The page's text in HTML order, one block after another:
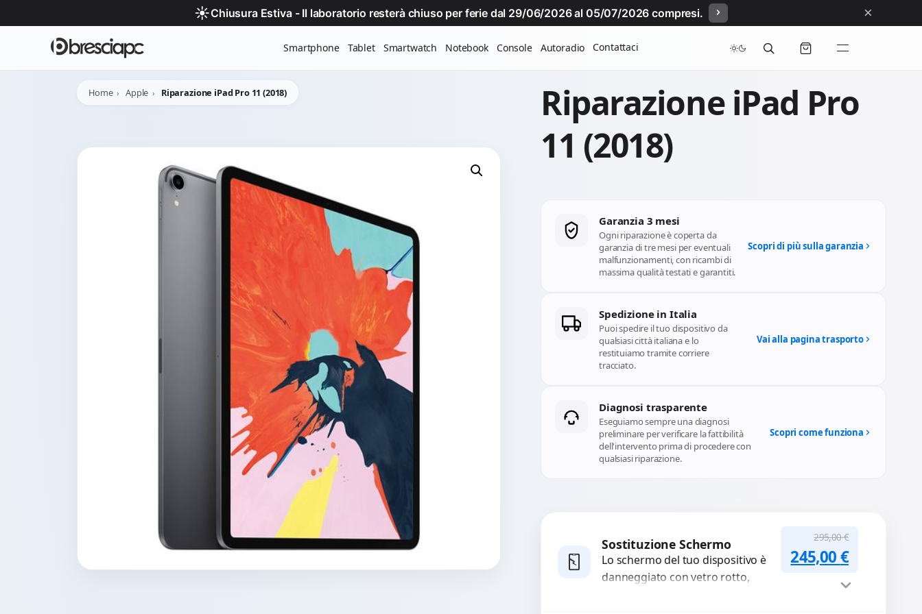
☀️Chiusura Estiva - Il laboratorio resterà chiuso per ferie dal 29/06/2026 al 05/07/2026 compresi. ×
Smartphone Tablet Smartwatch Notebook Console Autoradio Contattaci
Home Apple Riparazione iPad Pro 11 (2018)
Riparazione iPad Pro
11 (2018)
Garanzia 3 mesi
Ogni riparazione è coperta da
garanzia di tre mesi per eventuali
malfunzionamenti, con ricambi di
massima qualità testati e garantiti.
Scopri di più sulla garanzia
Spedizione in Italia
Puoi spedire il tuo dispositivo da
qualsiasi città italiana e lo
restituiamo tramite corriere
tracciato.
Vai alla pagina trasporto
Diagnosi trasparente
Eseguiamo sempre una diagnosi
preliminare per verificare la fattibilità
dell'intervento prima di procedere con
qualsiasi riparazione.
Scopri come funziona
Sostituzione Schermo
Lo schermo del tuo dispositivo è
danneggiato con vetro rotto,
295,00€
Il prezzo originale
245,00€Il prezzo